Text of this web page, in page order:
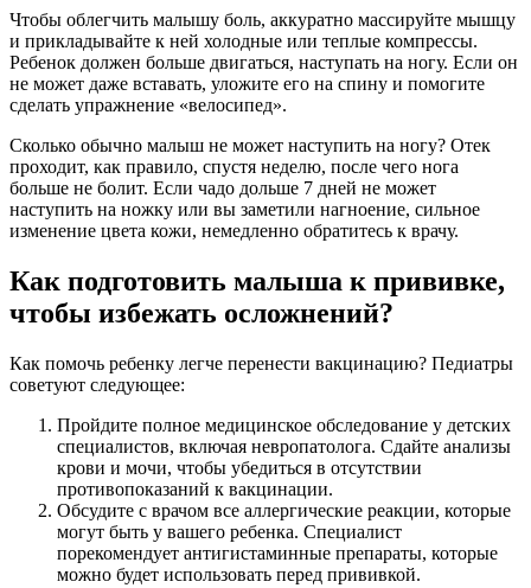
Чтобы облегчить малышу боль, аккуратно массируйте мышцу
и прикладывайте к ней холодные или теплые компрессы.
Ребенок должен больше двигаться, наступать на ногу. Если он
не может даже вставать, уложите его на спину и помогите
сделать упражнение «велосипед».
Сколько обычно малыш не может наступить на ногу? Отек
проходит, как правило, спустя неделю, после чего нога
больше не болит. Если чадо дольше 7 дней не может
наступить на ножку или вы заметили нагноение, сильное
изменение цвета кожи, немедленно обратитесь к врачу.
Как подготовить малыша к прививке,
чтобы избежать осложнений?
Как помочь ребенку легче перенести вакцинацию? Педиатры
советуют следующее:
Пройдите полное медицинское обследование у детских
специалистов, включая невропатолога. Сдайте анализы
крови и мочи, чтобы убедиться в отсутствии
противопоказаний к вакцинации.
Обсудите с врачом все аллергические реакции, которые
могут быть у вашего ребенка. Специалист
порекомендует антигистаминные препараты, которые
можно будет использовать перед прививкой.